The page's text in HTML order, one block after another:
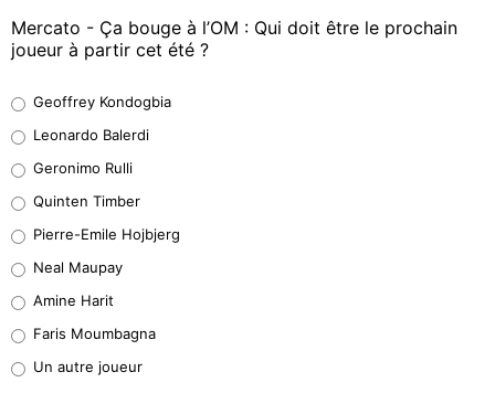
Mercato - Ça bouge à l’OM : Qui doit être le prochain
joueur à partir cet été ?
38%
32%
5%
1%
9%
Geoffrey Kondogbia
Leonardo Balerdi
Geronimo Rulli
Quinten Timber
Pierre-Emile Hojbjerg
Neal Maupay
Amine Harit
Faris Moumbagna
Un autre joueur